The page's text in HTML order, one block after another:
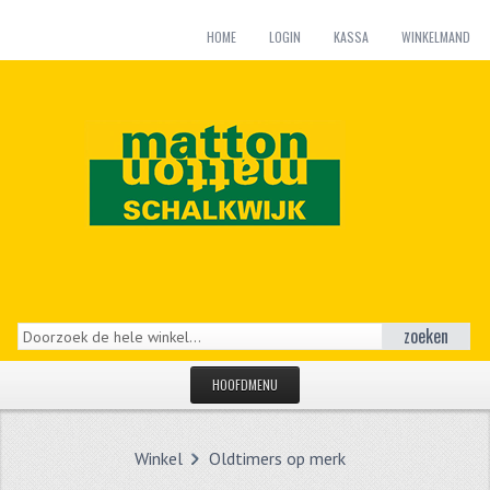
HOME LOGIN KASSA WINKELMAND
zoeken
HOOFDMENU
Winkel Oldtimers op merk